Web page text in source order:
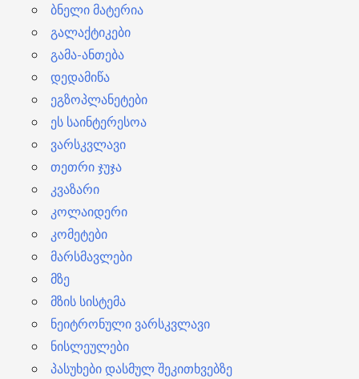
ბნელი მატერია
გალაქტიკები
გამა-ანთება
დედამიწა
ეგზოპლანეტები
ეს საინტერესოა
ვარსკვლავი
თეთრი ჯუჯა
კვაზარი
კოლაიდერი
კომეტები
მარსმავლები
მზე
მზის სისტემა
ნეიტრონული ვარსკვლავი
ნისლეულები
პასუხები დასმულ შეკითხვებზე